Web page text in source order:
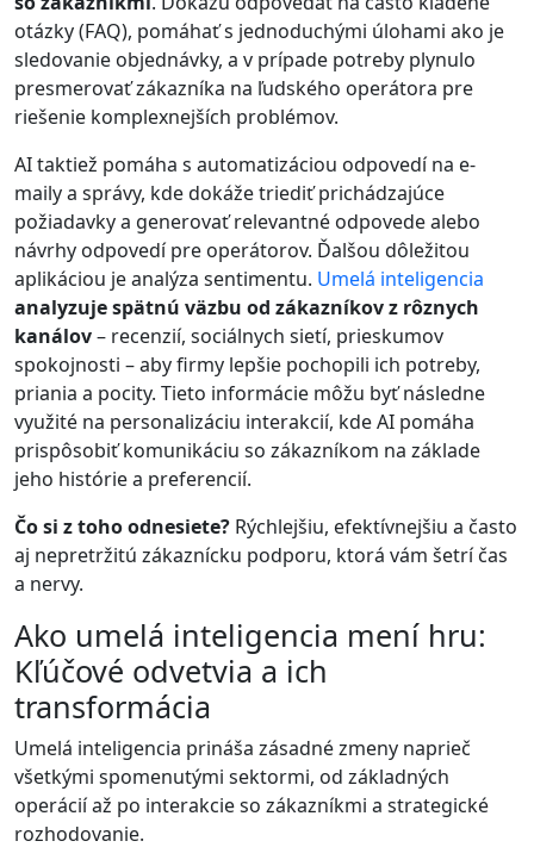
otázky (FAQ), pomáhať s jednoduchými úlohami ako je
sledovanie objednávky, a v prípade potreby plynulo
presmerovať zákazníka na ľudského operátora pre
riešenie komplexnejších problémov.
AI taktiež pomáha s automatizáciou odpovedí na e-
maily a správy, kde dokáže triediť prichádzajúce
požiadavky a generovať relevantné odpovede alebo
návrhy odpovedí pre operátorov. Ďalšou dôležitou
aplikáciou je analýza sentimentu. Umelá inteligencia
analyzuje spätnú väzbu od zákazníkov z rôznych
kanálov– recenzií, sociálnych sietí, prieskumov
spokojnosti – aby firmy lepšie pochopili ich potreby,
priania a pocity. Tieto informácie môžu byť následne
využité na personalizáciu interakcií, kde AI pomáha
prispôsobiť komunikáciu so zákazníkom na základe
jeho histórie a preferencií.
Čo si z toho odnesiete? Rýchlejšiu, efektívnejšiu a často
aj nepretržitú zákaznícku podporu, ktorá vám šetrí čas
a nervy.
Ako umelá inteligencia mení hru:
Kľúčové odvetvia a ich
transformácia
Umelá inteligencia prináša zásadné zmeny naprieč
všetkými spomenutými sektormi, od základných
operácií až po interakcie so zákazníkmi a strategické
rozhodovanie.